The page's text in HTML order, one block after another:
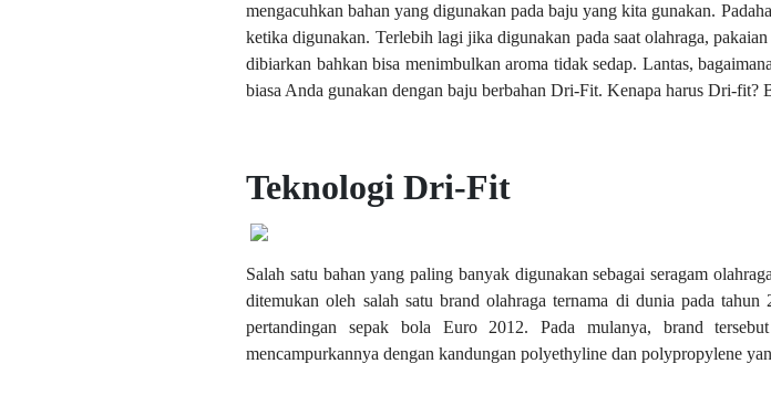
mengacuhkan bahan yang digunakan pada baju yang kita gunakan.
ketika digunakan. Terlebih lagi jika digunakan pada saat olahraga,
dibiarkan bahkan bisa menimbulkan aroma tidak sedap. Lantas,
biasa Anda gunakan dengan baju berbahan Dri-Fit. Kenapa harus Dri-fit?
Teknologi Dri-Fit
Salah satu bahan yang paling banyak digunakan sebagai seragam
ditemukan oleh salah satu brand olahraga ternama di dunia pada
pertandingan sepak bola Euro 2012. Pada mulanya, brand
mencampurkannya dengan kandungan polyethyline dan polypropylene